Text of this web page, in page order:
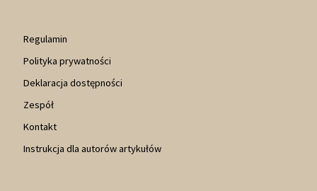
Regulamin
Polityka prywatności
Deklaracja dostępności
Zespół
Kontakt
Instrukcja dla autorów artykułów